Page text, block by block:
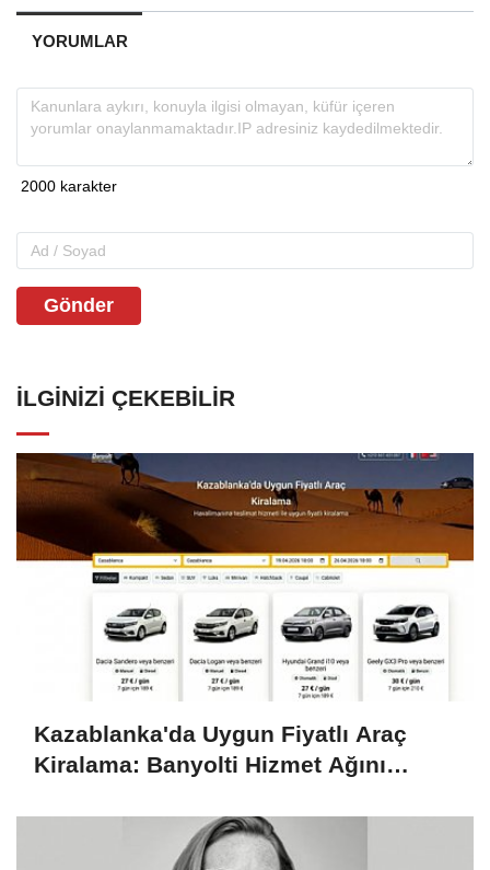
YORUMLAR
Gönder
İLGINIZI ÇEKEBILIR
Kazablanka'da Uygun Fiyatlı Araç
Kiralama: Banyolti Hizmet Ağını